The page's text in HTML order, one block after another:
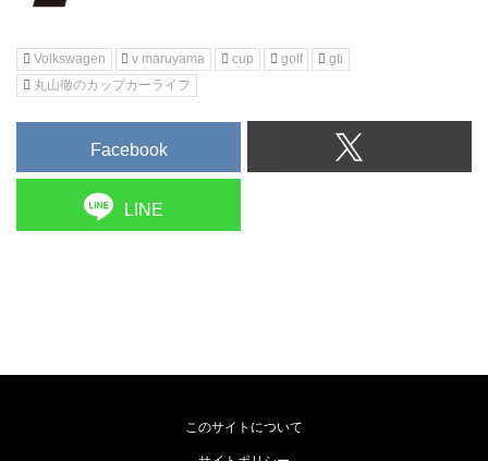
Volkswagen v maruyama cup golf
gti
丸山徹のカップカーライフ
Facebook
LINE
このサイトについて